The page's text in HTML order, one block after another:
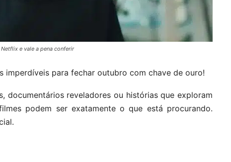
e vale a pena conferir
imperdíveis para fechar outubro com chave de ouro!
documentários reveladores ou histórias que exploram
podem ser exatamente o que está procurando.